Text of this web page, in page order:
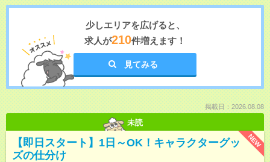
少しエリアを広げると、
求人が210件増えます！
見てみる
掲載日：2026.08.08
未読
NEW
【即日スタート】1日～OK！キャラクターグッ
ズの仕分け